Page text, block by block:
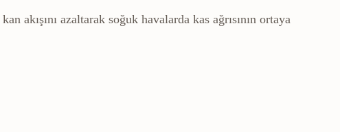
akışını azaltarak soğuk havalarda kas ağrısının ortaya